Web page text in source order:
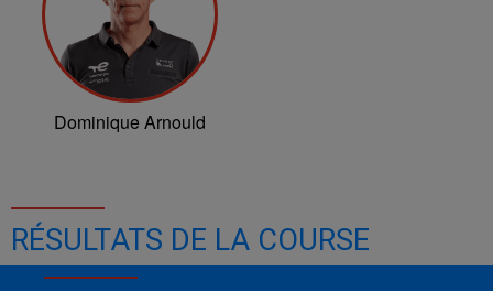
Dominique Arnould
RÉSULTATS DE LA COURSE